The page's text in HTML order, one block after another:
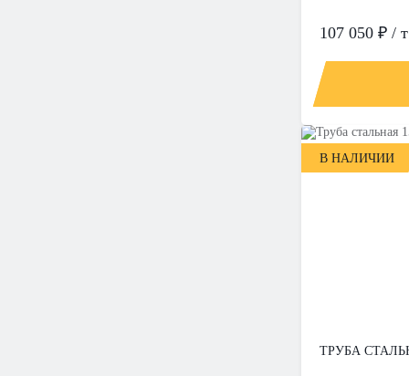
107 050 ₽ / т
В НАЛИЧИИ
ТРУБА